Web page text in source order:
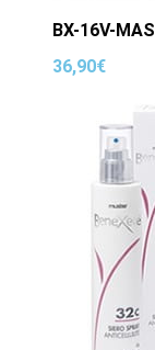
BX-16V-
36,90€